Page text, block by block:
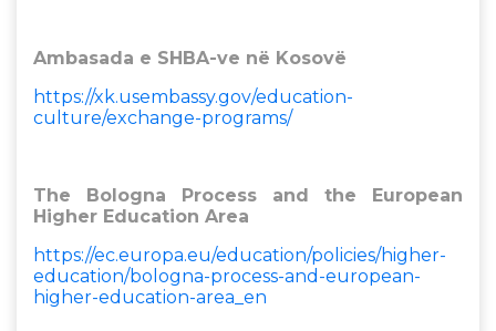
Ambasada e SHBA-ve në Kosovë
https://xk.usembassy.gov/education-
culture/exchange-programs/
The Bologna Process and the European
Higher Education Area
https://ec.europa.eu/education/policies/higher-
education/bologna-process-and-european-
higher-education-area_en